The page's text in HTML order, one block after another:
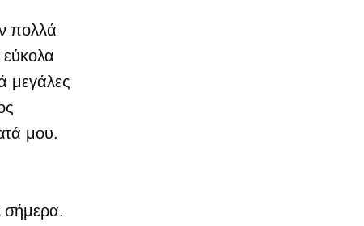
πολλά
εύκολα
μεγάλες
μου.
σήμερα.